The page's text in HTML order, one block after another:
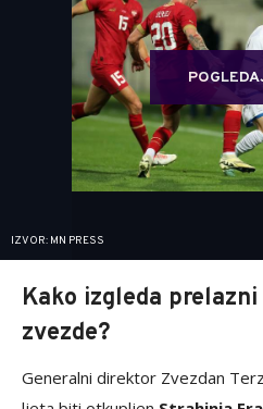
IZVOR: MN PRESS
Kako izgleda
zvezde?
Generalni direktor Zvezdan